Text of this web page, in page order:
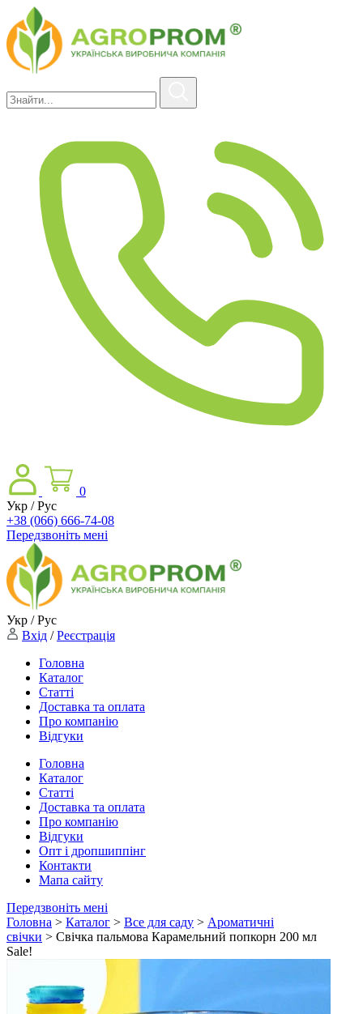
0
Укр / Рус
+38 (066) 666-74-08
Передзвоніть мені
Укр / Рус
Вхід / Реєстрація
Головна
Каталог
Статті
Доставка та оплата
Про компанію
Відгуки
Головна
Каталог
Статті
Доставка та оплата
Про компанію
Відгуки
Опт і дропшиппінг
Контакти
Мапа сайту
Передзвоніть мені
Головна > Каталог > Все для саду > Ароматичні
свічки > Свічка пальмова Карамельний попкорн 200 мл
Sale!